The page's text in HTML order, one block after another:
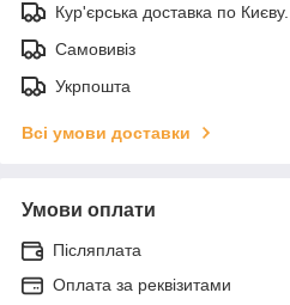
Кур'єрська доставка по Києву.
Самовивіз
Укрпошта
Всі умови доставки
Умови оплати
Післяплата
Оплата за реквізитами